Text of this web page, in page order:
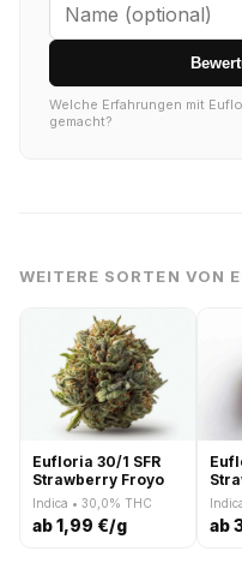
Welche Erfahrungen mit
gemacht?
WEITERE SORTEN VON
Eufloria 30/1 SFR
Strawberry Froyo
Indica • 30,0% THC
ab 1,99 €/g ab